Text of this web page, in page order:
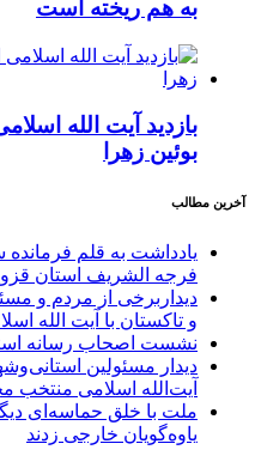
به هم ریخته است
بازدید آیت الله
بوئین زهرا
آخرین مطالب
یادداشت به قلم
فرجه الشریف استان
دیداربرخی از مردم و
و تاکستان با آیت الله
نشست اصحاب رسانه
دیدار مسئولین
آیت‌الله‌ اسلامی منتخب
ملت با خلق حماسه‌ای
یاوه‌گویان خارجی زدند